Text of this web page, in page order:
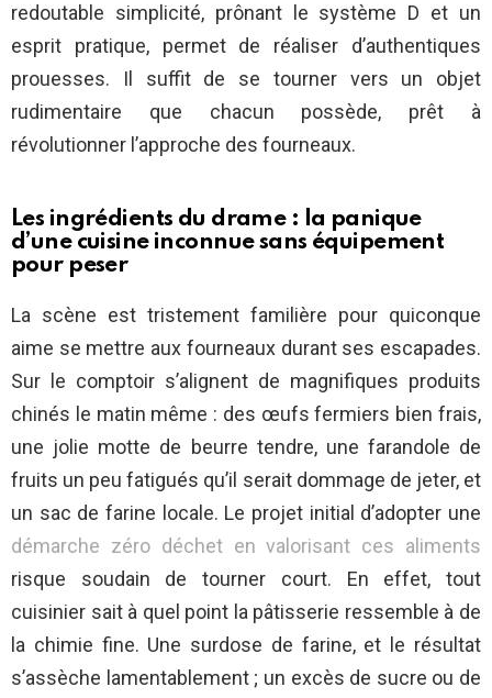
redoutable simplicité, prônant le système D et un
esprit pratique, permet de réaliser d’authentiques
prouesses. Il suffit de se tourner vers un objet
rudimentaire que chacun possède, prêt à
révolutionner l’approche des fourneaux.
Les ingrédients du drame : la panique
d’une cuisine inconnue sans équipement
pour peser
La scène est tristement familière pour quiconque
aime se mettre aux fourneaux durant ses escapades.
Sur le comptoir s’alignent de magnifiques produits
chinés le matin même : des œufs fermiers bien frais,
une jolie motte de beurre tendre, une farandole de
fruits un peu fatigués qu’il serait dommage de jeter, et
un sac de farine locale. Le projet initial d’adopter une
démarche zéro déchet en valorisant ces aliments
risque soudain de tourner court. En effet, tout
cuisinier sait à quel point la pâtisserie ressemble à de
la chimie fine. Une surdose de farine, et le résultat
s’assèche lamentablement ; un excès de sucre ou de